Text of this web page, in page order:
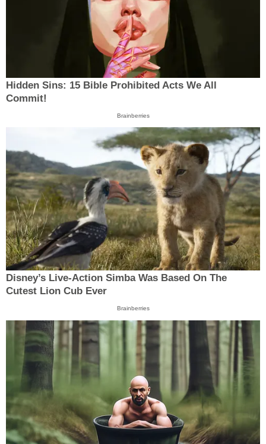
Hidden Sins: 15 Bible Prohibited Acts We All
Commit!
Brainberries
Disney’s Live-Action Simba Was Based On The
Cutest Lion Cub Ever
Brainberries